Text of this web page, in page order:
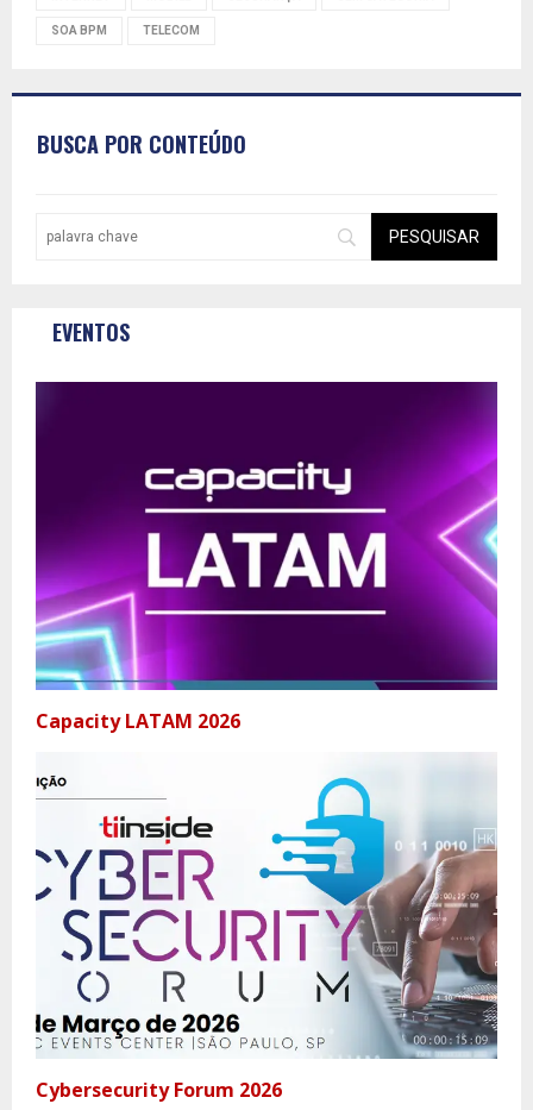
SOA BPM TELECOM
BUSCA POR CONTEÚDO
EVENTOS
Capacity LATAM 2026
Cybersecurity Forum 2026